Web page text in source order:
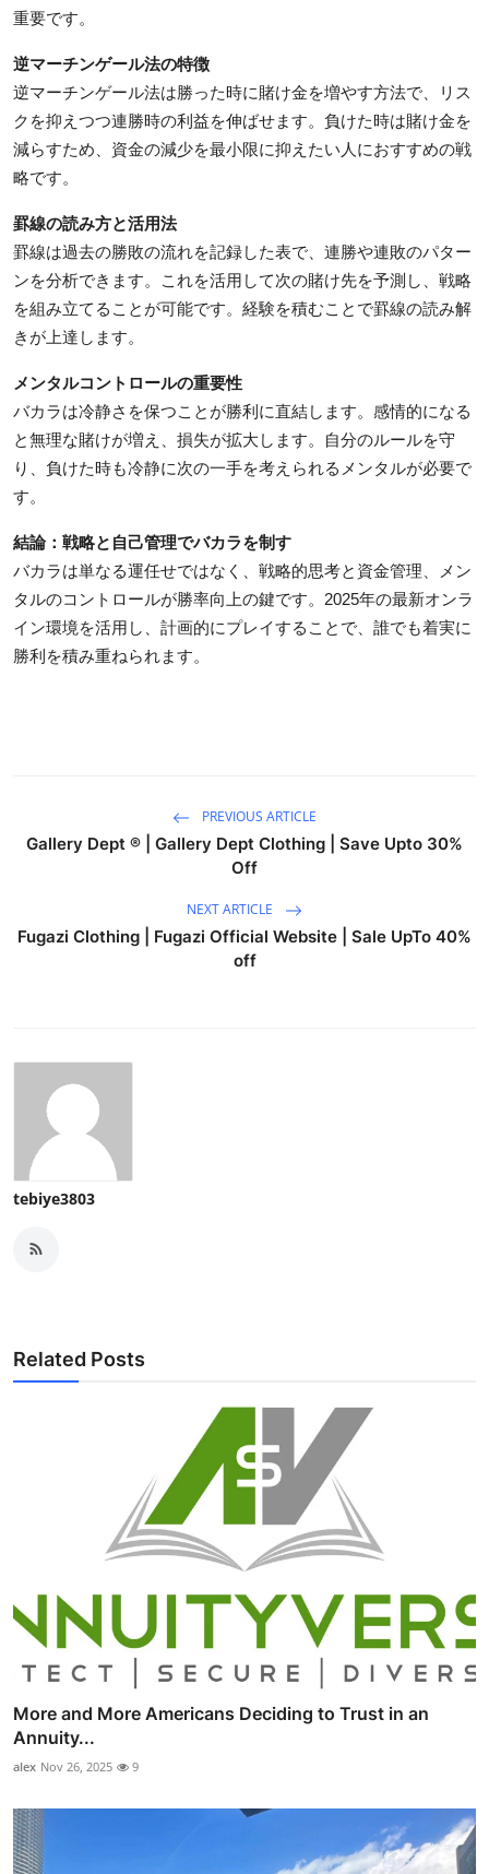
重要です。
逆マーチンゲール法の特徴
逆マーチンゲール法は勝った時に賭け金を増やす方法で、リス
クを抑えつつ連勝時の利益を伸ばせます。負けた時は賭け金を
減らすため、資金の減少を最小限に抑えたい人におすすめの戦
略です。
罫線の読み方と活用法
罫線は過去の勝敗の流れを記録した表で、連勝や連敗のパター
ンを分析できます。これを活用して次の賭け先を予測し、戦略
を組み立てることが可能です。経験を積むことで罫線の読み解
きが上達します。
メンタルコントロールの重要性
バカラは冷静さを保つことが勝利に直結します。感情的になる
と無理な賭けが増え、損失が拡大します。自分のルールを守
り、負けた時も冷静に次の一手を考えられるメンタルが必要で
す。
結論：戦略と自己管理でバカラを制す
バカラは単なる運任せではなく、戦略的思考と資金管理、メン
タルのコントロールが勝率向上の鍵です。2025年の最新オンラ
イン環境を活用し、計画的にプレイすることで、誰でも着実に
勝利を積み重ねられます。
PREVIOUS ARTICLE
Gallery Dept ® | Gallery Dept Clothing | Save Upto 30%
Off
NEXT ARTICLE
Fugazi Clothing | Fugazi Official Website | Sale UpTo 40%
off
tebiye3803
Related Posts
More and More Americans Deciding to Trust in an
Annuity...
alex Nov 26, 2025 9